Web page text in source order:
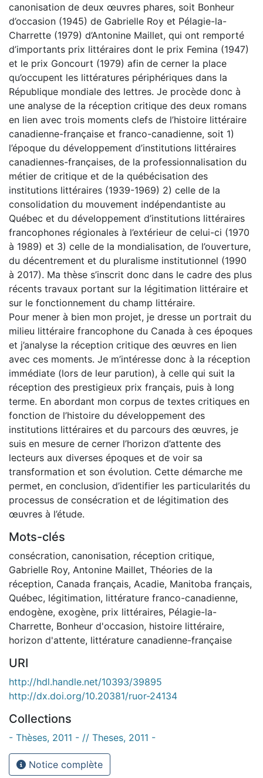
canonisation de deux œuvres phares, soit Bonheur
d’occasion (1945) de Gabrielle Roy et Pélagie-la-
Charrette (1979) d’Antonine Maillet, qui ont remporté
d’importants prix littéraires dont le prix Femina (1947)
et le prix Goncourt (1979) afin de cerner la place
qu’occupent les littératures périphériques dans la
République mondiale des lettres. Je procède donc à
une analyse de la réception critique des deux romans
en lien avec trois moments clefs de l’histoire littéraire
canadienne-française et franco-canadienne, soit 1)
l’époque du développement d’institutions littéraires
canadiennes-françaises, de la professionnalisation du
métier de critique et de la québécisation des
institutions littéraires (1939-1969) 2) celle de la
consolidation du mouvement indépendantiste au
Québec et du développement d’institutions littéraires
francophones régionales à l’extérieur de celui-ci (1970
à 1989) et 3) celle de la mondialisation, de l’ouverture,
du décentrement et du pluralisme institutionnel (1990
à 2017). Ma thèse s’inscrit donc dans le cadre des plus
récents travaux portant sur la légitimation littéraire et
sur le fonctionnement du champ littéraire.
Pour mener à bien mon projet, je dresse un portrait du
milieu littéraire francophone du Canada à ces époques
et j’analyse la réception critique des œuvres en lien
avec ces moments. Je m’intéresse donc à la réception
immédiate (lors de leur parution), à celle qui suit la
réception des prestigieux prix français, puis à long
terme. En abordant mon corpus de textes critiques en
fonction de l’histoire du développement des
institutions littéraires et du parcours des œuvres, je
suis en mesure de cerner l’horizon d’attente des
lecteurs aux diverses époques et de voir sa
transformation et son évolution. Cette démarche me
permet, en conclusion, d’identifier les particularités du
processus de consécration et de légitimation des
œuvres à l’étude.
Mots-clés
consécration, canonisation, réception critique,
Gabrielle Roy, Antonine Maillet, Théories de la
réception, Canada français, Acadie, Manitoba français,
Québec, légitimation, littérature franco-canadienne,
endogène, exogène, prix littéraires, Pélagie-la-
Charrette, Bonheur d'occasion, histoire littéraire,
horizon d'attente, littérature canadienne-française
URI
http://hdl.handle.net/10393/39895
http://dx.doi.org/10.20381/ruor-24134
Collections
- Thèses, 2011 - // Theses, 2011 -
Notice complète